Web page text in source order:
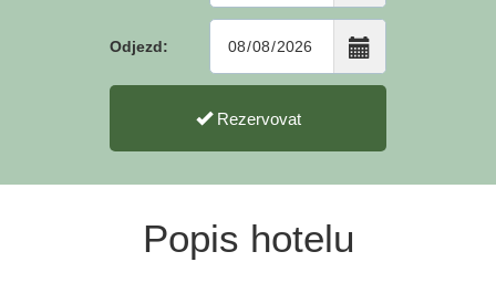
Odjezd:
Rezervovat
Popis hotelu